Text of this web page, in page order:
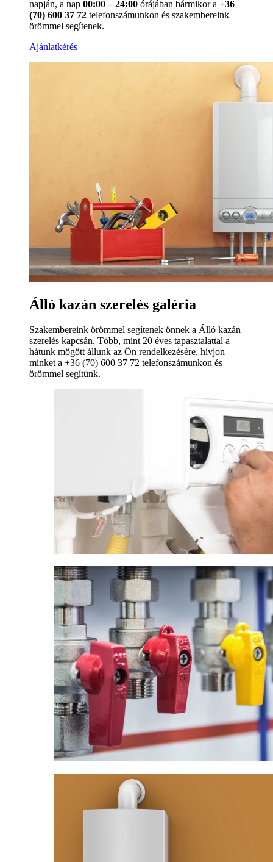
napján, a nap 00:00 – 24:00 órájában bármikor a +36
(70) 600 37 72 telefonszámunkon és szakembereink
örömmel segítenek.
Ajánlatkérés
Álló kazán szerelés galéria
Szakembereink örömmel segítenek önnek a Álló kazán
szerelés kapcsán. Több, mint 20 éves tapasztalattal a
hátunk mögött állunk az Ön rendelkezésére, hívjon
minket a +36 (70) 600 37 72 telefonszámunkon és
örömmel segítünk.